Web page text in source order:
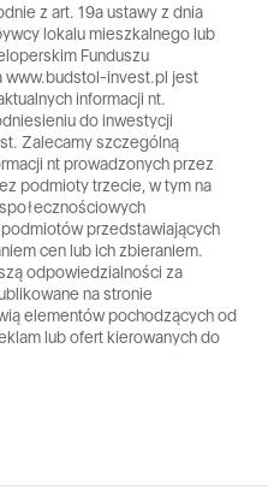
z art. 19a ustawy z dnia
lokalu mieszkalnego lub
Funduszu
www.budstol-invest.pl jest
informacji nt.
do inwestycji
Zalecamy szczególną
nt prowadzonych przez
podmioty trzecie, w tym na
przedstawiających
cen lub ich zbieraniem.
odpowiedzialności za
na stronie
elementów pochodzących od
lub ofert kierowanych do